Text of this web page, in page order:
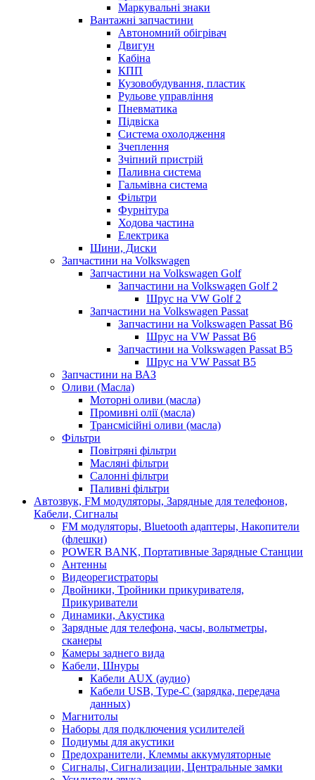
Маркувальні знаки
Вантажні запчастини
Автономний обігрівач
Двигун
Кабіна
КПП
Кузовобудування, пластик
Рульове управління
Пневматика
Підвіска
Система охолодження
Зчеплення
Зчіпний пристрій
Паливна система
Гальмівна система
Фільтри
Фурнітура
Ходова частина
Електрика
Шини, Диски
Запчастини на Volkswagen
Запчастини на Volkswagen Golf
Запчастини на Volkswagen Golf 2
Шрус на VW Golf 2
Запчастини на Volkswagen Passat
Запчастини на Volkswagen Passat B6
Шрус на VW Passat B6
Запчастини на Volkswagen Passat B5
Шрус на VW Passat B5
Запчастини на ВАЗ
Оливи (Масла)
Моторні оливи (масла)
Промивні олії (масла)
Трансмісійні оливи (масла)
Фільтри
Повітряні фільтри
Масляні фільтри
Салонні фільтри
Паливні фільтри
Автозвук, FM модуляторы, Зарядные для телефонов,
Кабели, Сигналы
FM модуляторы, Bluetooth адаптеры, Накопители
(флешки)
POWER BANK, Портативные Зарядные Станции
Антенны
Видеорегистраторы
Двойники, Тройники прикуривателя,
Прикуриватели
Динамики, Акустика
Зарядные для телефона, часы, вольтметры,
сканеры
Камеры заднего вида
Кабели, Шнуры
Кабели AUX (аудио)
Кабели USB, Type-C (зарядка, передача
данных)
Магнитолы
Наборы для подключения усилителей
Подиумы для акустики
Предохранители, Клеммы аккумуляторные
Сигналы, Сигнализации, Центральные замки